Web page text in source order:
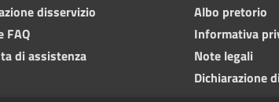
disservizio
FAQ
di assistenza
Albo pretorio
Informativa
Note legali
Dichiarazione